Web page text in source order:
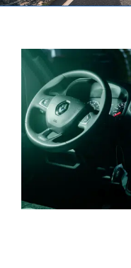
View
Larger
Image